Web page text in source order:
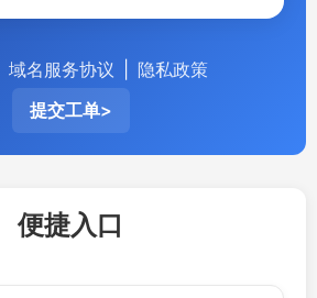
域名服务协议
隐私政策
提交工单>
便捷入口